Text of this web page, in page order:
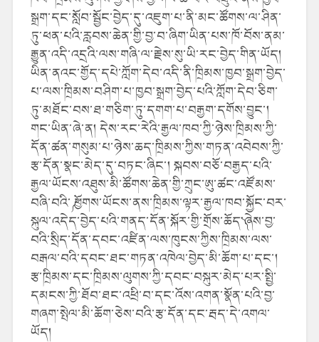
སྒྲག་དང་སློབ་སྦྱོང་བྱེད་དུ་འཇུག་པ་ནི་མང་ཚོགས་ལ་ཤིན་
ཏུ་ཕན་པའི་རླབས་ཆེན་གྱི་བྱ་བ་ཞིག་ཡིན་པས་ཁོ་བོས་ནམ་
རྒྱུན་འདི་འདྲའི་ལས་གཞི་ལ་རྗེས་སུ་ཡི་རང་བྱེད་གིན་ཡོད།
ཡིན་ནའང་གྱོད་དཔེ་ཀློག་དེབ་འདི་ནི་ཁྲིམས་ཁྱབ་སྒྲག་བྱེད་
པ་ལས་ཁྲིམས་བཤིག་པ་ཁྱབ་སྒྲག་བྱེད་པའི་ཀློག་དེབ་ཅིག་
ཏུ་མཐོང་བས་ཐ་གཅིག་ཏུ་དགག་པ་བརྒྱག་དགོས་བྱུང་།
གང་ཡིན་ཞེ་ན། དེས་རང་རེའི་རྒྱལ་ཁབ་ཀྱི་ཉེས་ཁྲིམས་ཀྱི་
དོན་ཚན་གསུམ་པ་ཉེས་ཆད་ཁྲིམས་ཀྱིས་གཏན་འབེབས་ཀྱི་
རྩ་དོན་སྣང་མེད་དུ་བཏང་ཞིང་། སྐབས་བཅོ་བརྒྱད་པའི་
རྒྱལ་ཡོངས་འཐུས་མི་ཚོགས་ཆེན་གྱི་ཀྲུང་ཨུ་ཚང་འཛོམས་
བཞི་བའི་༼ ཕྱོགས་ཡོངས་ནས་ཁྲིམས་ལྟར་རྒྱལ་ཁབ་སྐྱོང་བར་
སྐུལ་འདེད་བྱེད་པའི་གནད་དོན་སྐོར་གྱི་གྲོས་ཆོད་༽ཞེས་བྱ་
བའི་སྲིད་དོན་དབང་འཛིན་ལས་ཁུངས་ཀྱིས་ཁྲིམས་ལས་
བརྒལ་བའི་དབང་ཐང་གཏན་འཁེལ་བྱེད་མི་ཆོག་པ་དང་།
རྩ་ཁྲིམས་དང་ཁྲིམས་ལུགས་ཀྱི་དབང་བསྐུར་མེད་པར་སྤྱི་
དམངས་ཀྱི་ཐོབ་ཐང་འཕྲི་བ་དང་འོས་འགན་སྣོན་པའི་བྱ་
གཞག་སྤེལ་མི་ཆོག་ཅེས་བའི་རྩ་དོན་དང་རྦད་དེ་འགལ་
ཡོད།